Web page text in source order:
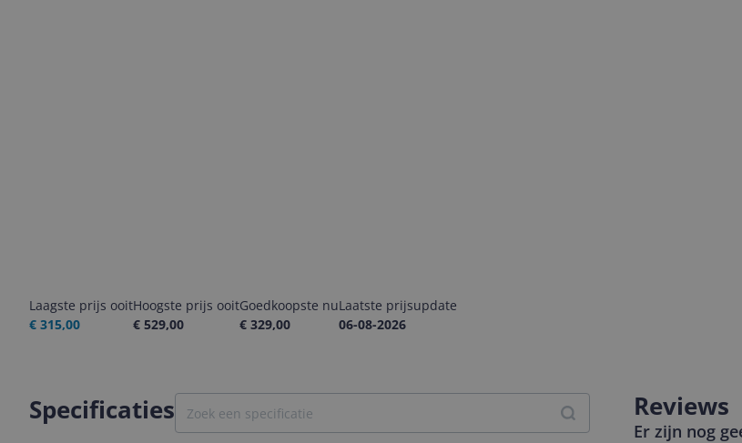
Laagste prijs ooit
€ 315,00
Hoogste prijs ooit
€ 529,00
Goedkoopste nu
€ 329,00
Laatste prijsupdate
06-08-2026
Specificaties Reviews
Er zijn nog